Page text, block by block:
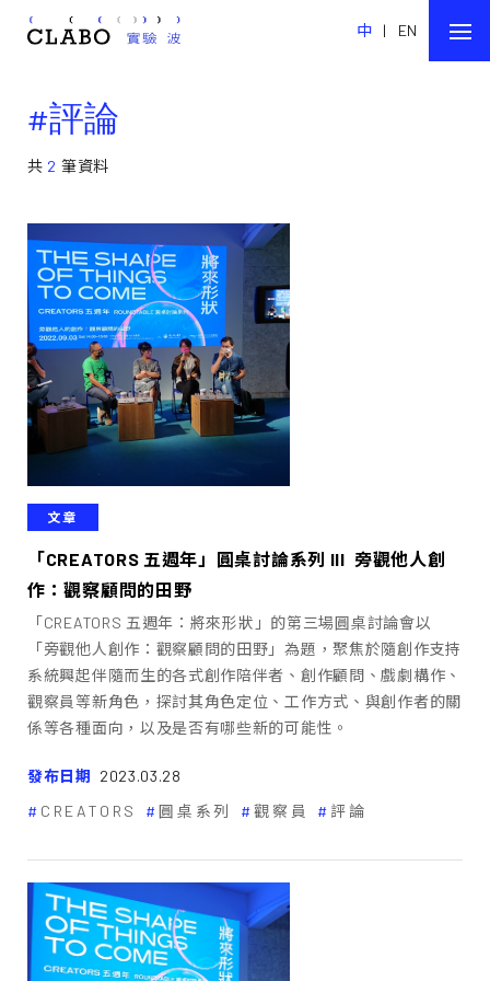
中 | EN
#評論
共 2 筆資料
文章
「CREATORS 五週年」圓桌討論系列 III ―― 旁觀他人創
作：觀察顧問的田野
「CREATORS 五週年：將來形狀」的第三場圓桌討論會以
「旁觀他人創作：觀察顧問的田野」為題，聚焦於隨創作支持
系統興起伴隨而生的各式創作陪伴者、創作顧問、戲劇構作、
觀察員等新角色，探討其角色定位、工作方式、與創作者的關
係等各種面向，以及是否有哪些新的可能性。
發布日期 2023.03.28
CREATORS
圓桌系列 觀察員 評論